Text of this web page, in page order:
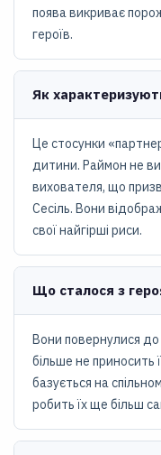
поява викриває
героїв.
Як
Це стосунки
дитини. Раймон не
вихователя, що
Сесіль. Вони
свої найгірші риси.
Що сталося з
Вони повернулися
більше не приносить
базується на
робить їх ще більш